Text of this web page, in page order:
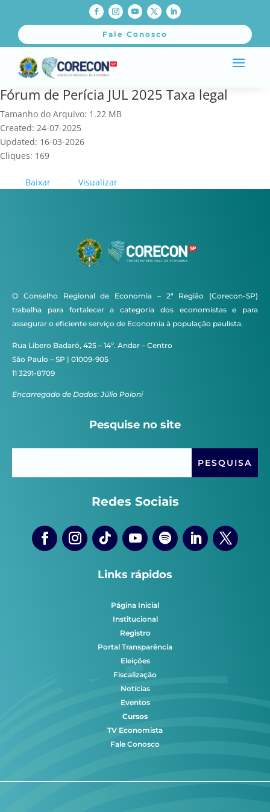
Fale Conosco
Fórum de Perícia JUL 2025 Taxa legal
Tamanho do Arquivo: 1.22 MB
Created: 24-07-2025
Updated: 16-03-2026
Cliques: 169
Baixar Visualizar
O Conselho Regional de Economia – 2ª Região (Corecon-SP)
trabalha para fortalecer a categoria dos economistas e para
assegurar o eficiente serviço de Economia à população paulista.
Rua Líbero Badaró, 425 – 14º. Andar – Centro
São Paulo – SP | 01009-905
11 3291-8709
Encarregado de Dados: Júlio Poloni
Pesquise no site
Redes Sociais
Links rápidos
Página Inicial
Institucional
Registro
Portal Transparência
Eleições
Fiscalização
Notícias
Eventos
Cursos
TV Economista
Fale Conosco